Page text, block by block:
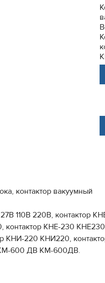
контактор вакуумный
110В 220В, контактор
контактор КНЕ-230
КНИ-220 КНИ220,
600 ДВ КМ-600ДВ.